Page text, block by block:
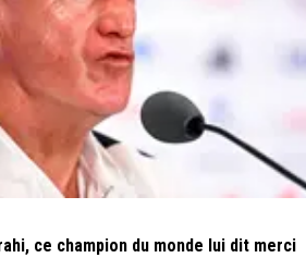
ce champion du monde lui dit merci